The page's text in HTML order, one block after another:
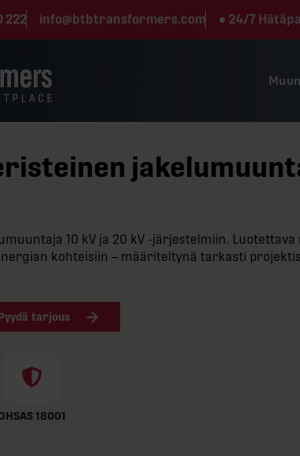
222 info@btbtransformers.com ● 24/7
10 kV ja 20 kV -järjestelmiin.
kohteisiin – määriteltynä tarkasti
tarjous
18001